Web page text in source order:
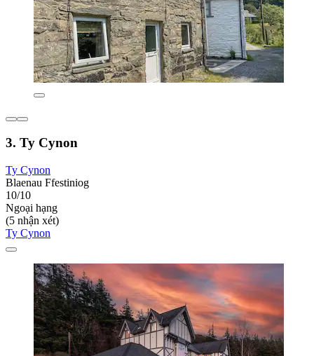
3. Ty Cynon
Ty Cynon
Blaenau Ffestiniog
10/10
Ngoại hạng
(5 nhận xét)
Ty Cynon